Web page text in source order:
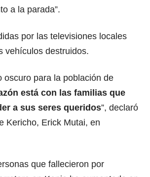
a la parada”.
por las televisiones locales
vehículos destruidos.
oscuro para la población de
está con las familias que
a sus seres queridos”, declaró
Kericho, Erick Mutai, en
que fallecieron por